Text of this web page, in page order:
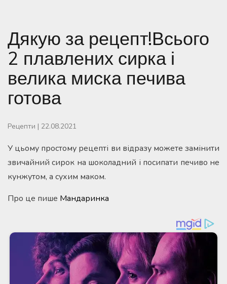
Дякую за рецепт!Всього
2 плавлених сирка і
велика миска печива
готова
Рецепти | 22.08.2021
У цьому простому рецепті ви відразу можете замінити
звичайний сирок на шоколадний і посипати печиво не
кунжутом, а сухим маком.
Про це пише Мандаринка